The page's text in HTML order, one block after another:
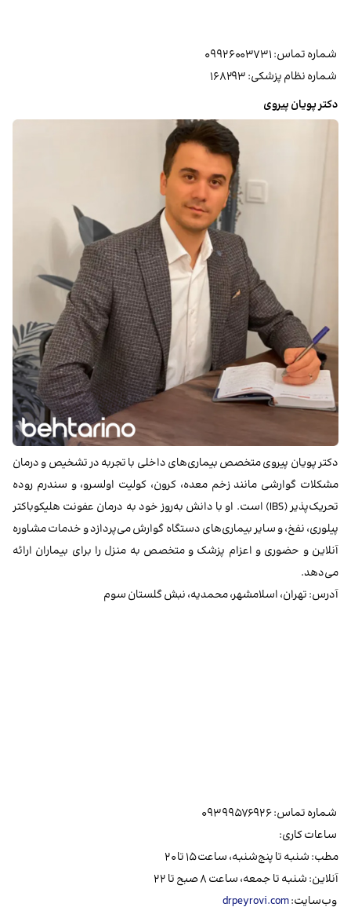
شماره تماس: ۰۹۹۲۶۰۰۳۷۳۱
شماره نظام پزشکی: ۱۶۸۲۹۳
دکتر پویان پیروی
دکتر پویان پیروی متخصص بیماری‌های داخلی با تجربه در تشخیص و درمان
مشکلات گوارشی مانند زخم معده، کرون، کولیت اولسرو، و سندرم روده
تحریک‌پذیر (IBS) است. او با دانش به‌روز خود به درمان عفونت هلیکوباکتر
پیلوری، نفخ، و سایر بیماری‌های دستگاه گوارش می‌پردازد و خدمات مشاوره
آنلاین و حضوری و اعزام پزشک و متخصص به منزل را برای بیماران ارائه
می‌دهد.
آدرس: تهران، اسلامشهر، محمدیه، نبش گلستان سوم
شماره تماس: ۰۹۳۹۹۵۷۶۹۲۶
ساعات کاری:
مطب: شنبه تا پنج‌شنبه، ساعت ۱۵ تا ۲۰
آنلاین: شنبه تا جمعه، ساعت ۸ صبح تا ۲۲
وب‌سایت:drpeyrovi.com